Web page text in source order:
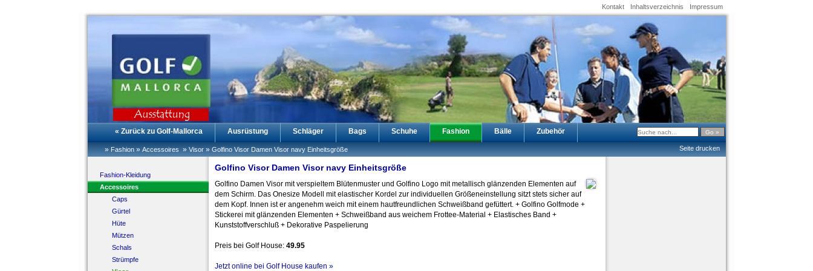
Kontakt Inhaltsverzeichnis Impressum
« Zurück zu Golf-Mallorca Ausrüstung Schläger Bags Schuhe Fashion Bälle Zubehör
Seite drucken
» Fashion» Accessoires » Visor» Golfino Visor Damen Visor navy Einheitsgröße
Fashion-Kleidung
Accessoires
Caps
Gürtel
Hüte
Mützen
Schals
Strümpfe
Golfino Visor Damen Visor navy Einheitsgröße
Golfino Damen Visor mit verspieltem Blütenmuster und Golfino Logo mit metallisch glänzenden Elementen auf
dem Schirm. Das Onesize Modell mit elastischer Kordel zur individuellen Größeneinstellung sitzt stets sicher auf
dem Kopf. Innen ist er angenehm weich mit einem hautfreundlichen Schweißband gefüttert. + Golfino Golfmode +
Stickerei mit glänzenden Elementen + Schweißband aus weichem Frottee-Material + Elastisches Band +
Kunststoffverschluß + Dekorative Paspelierung
Preis bei Golf House: 49.95
Jetzt online bei Golf House kaufen »